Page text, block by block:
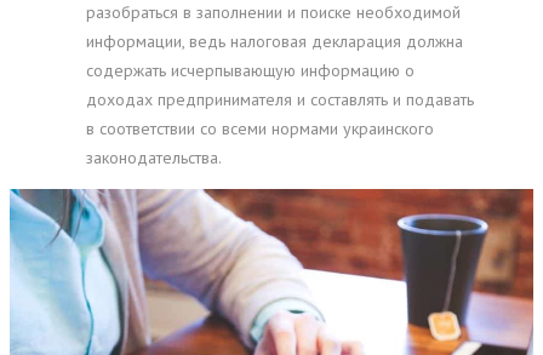
разобраться в заполнении и поиске необходимой
информации, ведь налоговая декларация должна
содержать исчерпывающую информацию о
доходах предпринимателя и составлять и подавать
в соответствии со всеми нормами украинского
законодательства.